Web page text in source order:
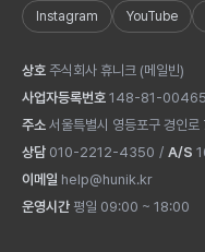
Instagram YouTube
상호 주식회사 휴니크 (메일빈)
사업자등록번호 148-81-00465
주소 서울특별시 영등포구 경인
상담 010-2212-4350 / A/S
이메일 help@hunik.kr
운영시간 평일 09:00 ~ 18:00